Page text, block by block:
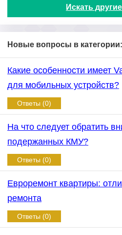
Искать
Новые вопросы в
Какие особенности имеет
для мобильных устройств?
Ответы (0)
На что следует обратить
подержанных КМУ?
Ответы (0)
Евроремонт квартиры:
ремонта
Ответы (0)